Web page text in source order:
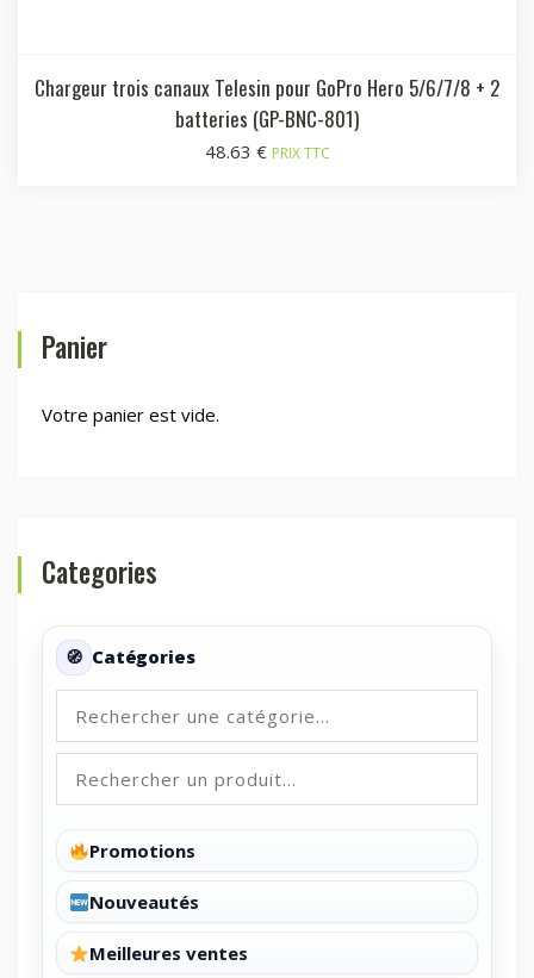
Chargeur trois canaux Telesin pour GoPro Hero 5/6/7/8 + 2
batteries (GP-BNC-801)
48.63 € PRIX TTC
Panier
Votre panier est vide.
Categories
Catégories
Promotions
Nouveautés
Meilleures ventes